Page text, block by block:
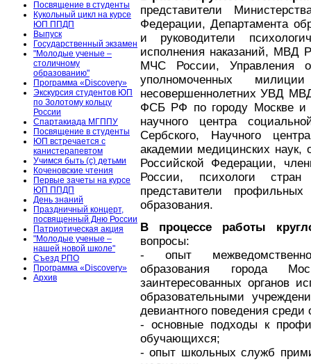
Посвящение в студенты
Кукольный цикл на курсе
ЮП ППДП
Выпуск
Государственный экзамен
"Молодые ученые –
столичному
образованию"
Программа «Discovery»
Экскурсия студентов ЮП
по Золотому кольцу
России
Спартакиада МГППУ
Посвящение в студенты
ЮП встречается с
канистерапевтом
Учимся быть (с) детьми
Коченовские чтения
Первые зачеты на курсе
ЮП ППДП
День знаний
Праздничный концерт,
посвященный Дню России
Патриотическая акция
"Молодые ученые –
нашей новой школе"
Съезд РПО
Программа «Discovery»
Архив
представители
Федерации, Департамента
и руководители
исполнения наказаний, МВД
МЧС России, Управления
уполномоченных
несовершеннолетних УВД
ФСБ РФ по городу Москве и
научного центра
Сербского, Научного
академии медицинских наук,
Российской Федерации,
России, психологи
представители
образования.
В процессе работы
вопросы:
- опыт
образования города
заинтересованных органов
образовательными
девиантного поведения
- основные подходы к
обучающихся;
- опыт школьных служб